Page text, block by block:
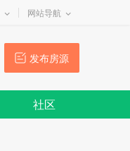
网站导航
发布房源
社区